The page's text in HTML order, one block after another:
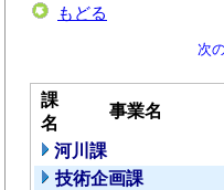
もどる
次
課
名
事業名
河川課
技術企画課